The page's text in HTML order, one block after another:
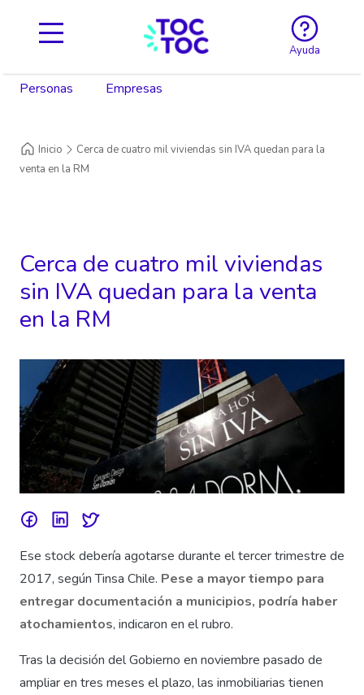
Ayuda
Personas Empresas
Inicio
Cerca de cuatro mil viviendas sin IVA quedan para la
venta en la RM
Cerca de cuatro mil viviendas
sin IVA quedan para la venta
en la RM
Ese stock debería agotarse durante el tercer trimestre de
2017, según Tinsa Chile. Pese a mayor tiempo para
entregar documentación a municipios, podría haber
atochamientos, indicaron en el rubro.
Tras la decisión del Gobierno en noviembre pasado de
ampliar en tres meses el plazo, las inmobiliarias tienen